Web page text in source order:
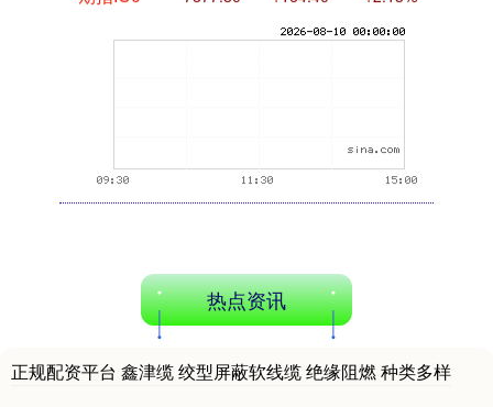
+164.40 +2.13%
热点资讯
正规配资平台 鑫津缆 绞型屏蔽软线缆 绝缘阻燃 种类多样